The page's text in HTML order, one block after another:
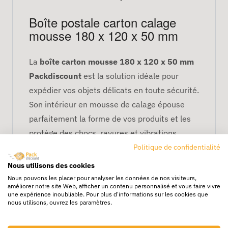
Boîte postale carton calage
mousse 180 x 120 x 50 mm
La boîte carton mousse 180 x 120 x 50 mm
Packdiscount est la solution idéale pour
expédier vos objets délicats en toute sécurité.
Son intérieur en mousse de calage épouse
parfaitement la forme de vos produits et les
protège des chocs, rayures et vibrations
Fabriquée encarton recyclé et recyclable
cetteboîte postale écologiqueallie
durabilité et praticité. Livrée à plat, elle se
Politique de confidentialité
Nous utilisons des cookies
Nous pouvons les placer pour analyser les données de nos visiteurs,
améliorer notre site Web, afficher un contenu personnalisé et vous faire vivre
une expérience inoubliable. Pour plus d'informations sur les cookies que
nous utilisons, ouvrez les paramètres.